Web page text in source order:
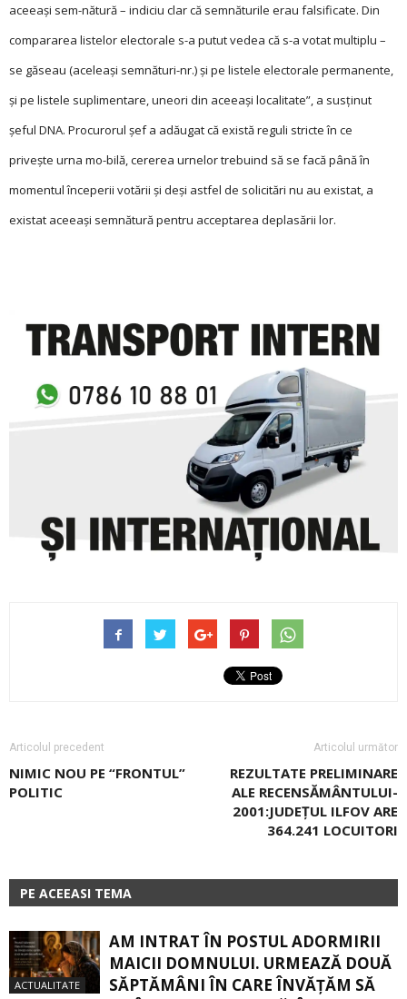
aceeaşi sem-nătură – indiciu clar că semnăturile erau falsificate. Din
compararea listelor electorale s-a putut vedea că s-a votat multiplu –
se găseau (aceleaşi semnături-nr.) şi pe listele electorale permanente,
şi pe listele suplimentare, uneori din aceeaşi localitate”, a susţinut
şeful DNA. Procurorul şef a adăugat că există reguli stricte în ce
priveşte urna mo-bilă, cererea urnelor trebuind să se facă până în
momentul începerii votării și deși astfel de solicitări nu au existat, a
existat aceeaşi semnătură pentru acceptarea deplasării lor.
Articolul precedent
NIMIC NOU PE “FRONTUL”
POLITIC
Articolul următor
REZULTATE PRELIMINARE
ALE RECENSĂMÂNTULUI-
2001:JUDEȚUL ILFOV ARE
364.241 LOCUITORI
PE ACEEASI TEMA
ACTUALITATE
AM INTRAT ÎN POSTUL ADORMIRII
MAICII DOMNULUI. URMEAZĂ DOUĂ
SĂPTĂMÂNI ÎN CARE ÎNVĂŢĂM SĂ